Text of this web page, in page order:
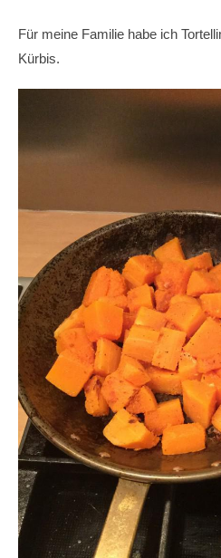
Für meine Familie habe ich
Kürbis.